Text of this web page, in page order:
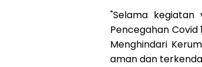
"Selama
Pencegahan Covid
Menghindari
aman dan